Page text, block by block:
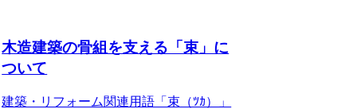
木造建築の骨組を支える「束」に
ついて
建築・リフォーム関連用語「束（ﾂｶ）」